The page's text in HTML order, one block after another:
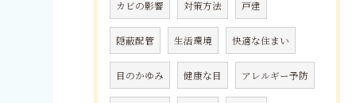
カビの影響 対策方法 戸建
隠蔽配管 生活環境 快適な住まい
目のかゆみ 健康な目 アレルギー予防